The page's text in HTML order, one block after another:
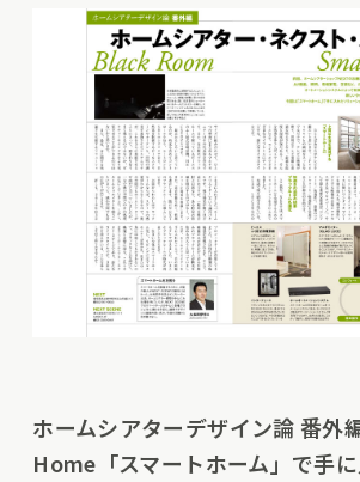
ホームシアターデザイン論 番外
Home「スマートホーム」で手